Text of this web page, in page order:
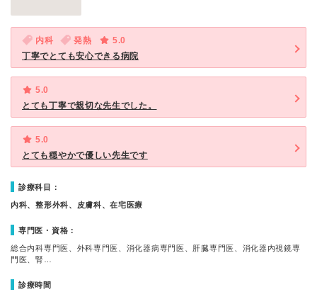
内科 発熱
5.0
丁寧でとても安心できる病院
5.0
とても丁寧で親切な先生でした。
5.0
とても穏やかで優しい先生です
診療科目：
内科、整形外科、皮膚科、在宅医療
専門医・資格：
総合内科専門医、外科専門医、消化器病専門医、肝臓専門医、消化器内視鏡専
門医、腎…
診療時間